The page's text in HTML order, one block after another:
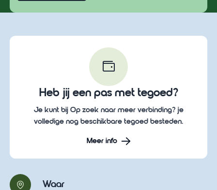
Heb jij een pas met tegoed?
Je kunt bij Op zoek naar meer verbinding? je
volledige nog beschikbare tegoed besteden.
Meer info
Waar